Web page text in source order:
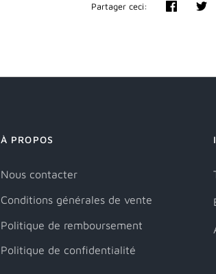
Partager ceci:
Partager
À PROPOS
Nous contacter
Conditions générales de vente
Politique de remboursement
Politique de confidentialité